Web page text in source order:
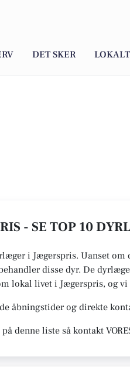
DET SKER
- SE TOP 10
i Jægerspris. Uanset
disse dyr. De
lokal livet i Jægerspris, og
åbningstider og direkte
denne liste så kontakt